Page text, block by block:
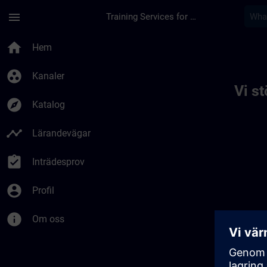
menu Training Services for Digital Industries
home Hem
group_work Kanaler
explore Katalog
timeline Lärandevägar
assignment_turned_in Inträdesprov
account_circle Profil
info Om oss
Vi